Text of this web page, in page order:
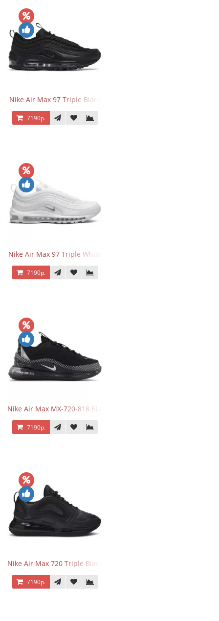
Nike Air Max 97 Triple Black
7190р.
Nike Air Max 97 Triple White
7190р.
Nike Air Max MX-720-818 Black
7190р.
Nike Air Max 720 Triple Black
7190р.